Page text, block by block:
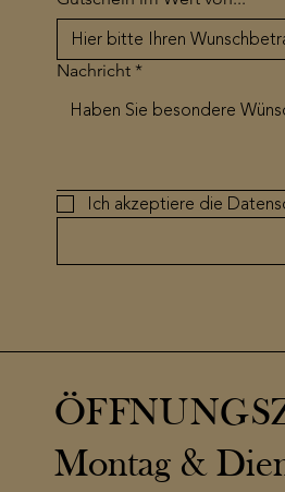
Nachricht *
Ich akzeptiere die
Montag &